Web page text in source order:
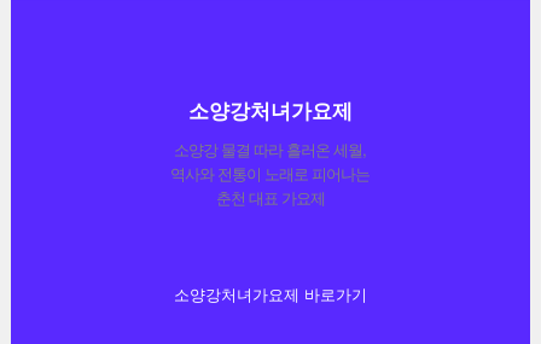
소양강처녀가요제
소양강 물결 따라 흘러온 세월,
역사와 전통이 노래로 피어나는
춘천 대표 가요제
소양강처녀가요제 바로가기